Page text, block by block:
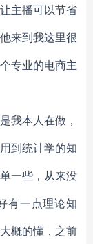
主播可以节省
来到我这里很
专业的电商主
我本人在做，
到统计学的知
一些，从来没
有一点理论知
概的懂，之前